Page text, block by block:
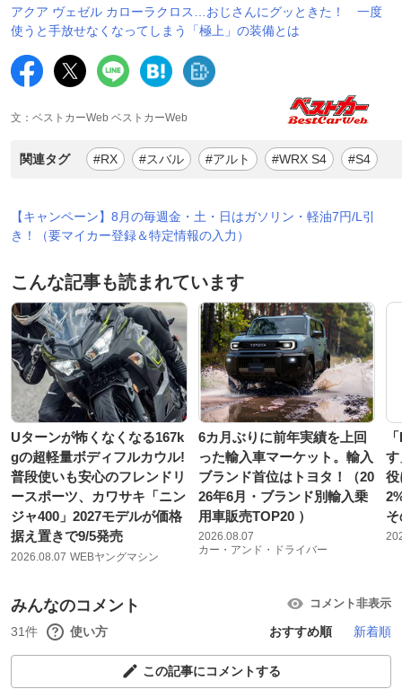
アクア ヴェゼル カローラクロス…おじさんにグッときた！ 一度
使うと手放せなくなってしまう「極上」の装備とは
文：ベストカーWeb ベストカーWeb
関連タグ #RX #スバル #アルト #WRX S4 #S4
【キャンペーン】8月の毎週金・土・日はガソリン・軽油7円/L引
き！（要マイカー登録＆特定情報の入力）
こんな記事も読まれています
Uターンが怖くなくなる167k
gの超軽量ボディフルカウル!
普段使いも安心のフレンドリ
ースポーツ、カワサキ「ニン
ジャ400」2027モデルが価格
据え置きで9/5発売
2026.08.07 WEBヤングマシン
6カ月ぶりに前年実績を上回
った輸入車マーケット。輸入
ブランド首位はトヨタ！（20
26年6月・ブランド別輸入乗
用車販売TOP20 ）
2026.08.07
カー・アンド・ドライバー
す
役
みんなのコメント コメント非表示
31件 使い方 おすすめ順 新着順
この記事にコメントする